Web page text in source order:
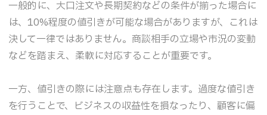
一般的に、大口注文や長期契約などの条件が揃った場合に
は、10%程度の値引きが可能な場合がありますが、これは
決して一律ではありません。商談相手の立場や市況の変動
などを踏まえ、柔軟に対応することが重要です。
一方、値引きの際には注意点も存在します。過度な値引き
を行うことで、ビジネスの収益性を損なったり、顧客に偏